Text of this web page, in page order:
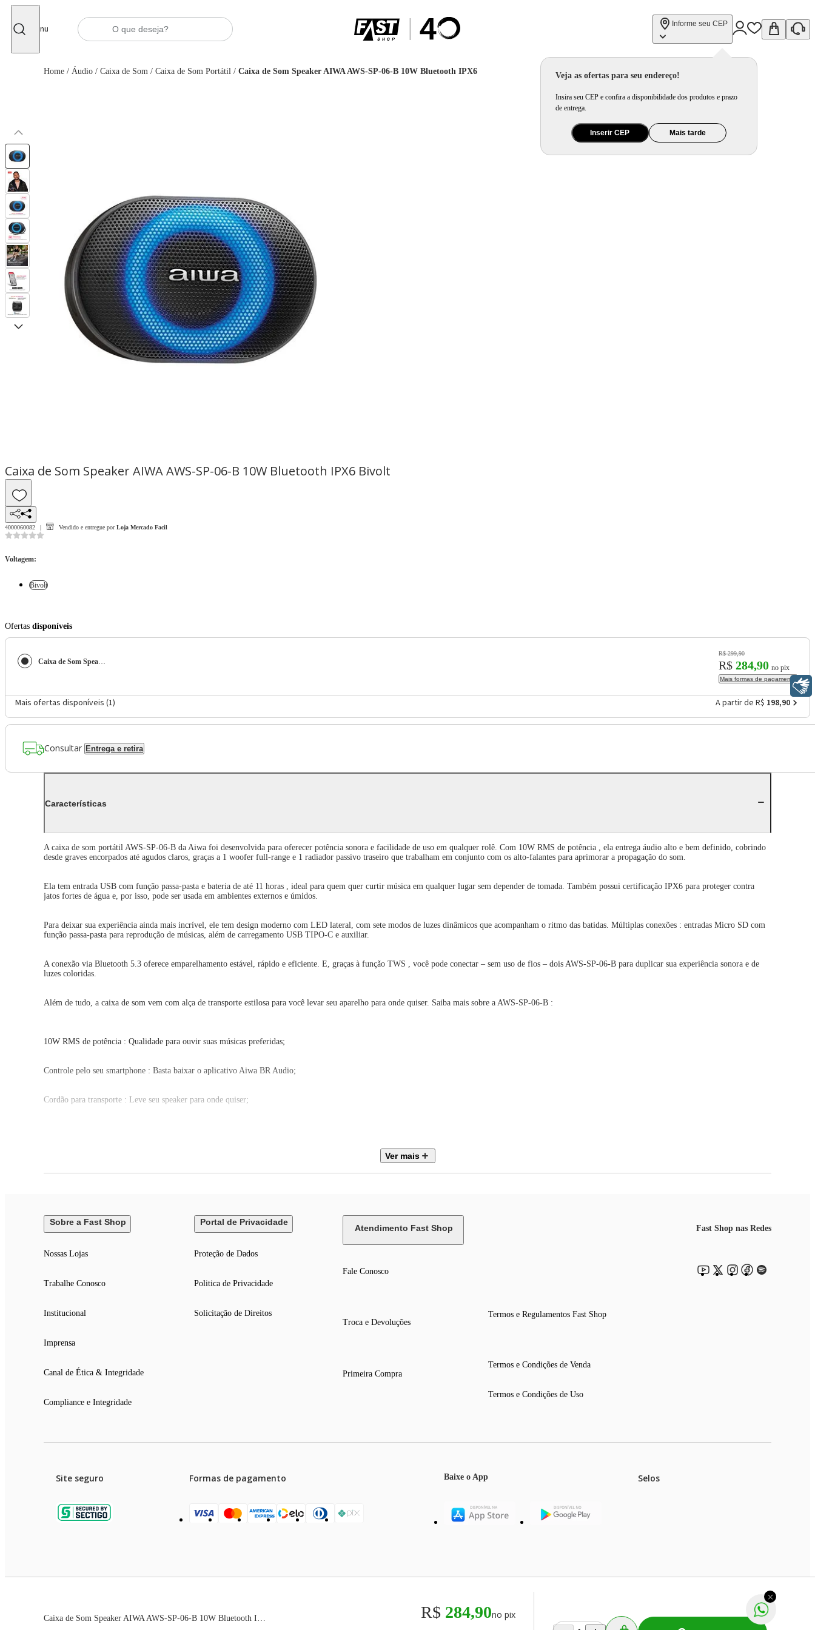
Menu
Informe seu CEP
Veja as ofertas para seu endereço!
Insira seu CEP e confira a disponibilidade dos produtos e prazo
de entrega.
Inserir CEP Mais tarde
Home / Áudio / Caixa de Som / Caixa de Som Portátil / Caixa de Som Speaker AIWA AWS-SP-06-B 10W Bluetooth IPX6
R$ 284,90no pix
Caixa de Som Speaker AIWA AWS-SP-06-B 10W Bluetooth IPX6 Bivolt
4000060082 Vendido e entregue por Loja Mercado Facil
Voltagem:
Bivolt
Ofertas disponíveis
Caixa de Som Speaker AIWA AWS-SP-06-B 10W Bluetooth IPX6
R$ 299,90
R$ 284,90 no pix
Mais formas de pagamento
Mais ofertas disponíveis (1) A partir de R$ 198,90
Consultar Entrega e retira
Características
A caixa de som portátil AWS-SP-06-B da Aiwa foi desenvolvida para oferecer potência sonora e facilidade de uso em qualquer rolê. Com 10W RMS de potência , ela entrega áudio alto e bem definido, cobrindo
desde graves encorpados até agudos claros, graças a 1 woofer full-range e 1 radiador passivo traseiro que trabalham em conjunto com os alto-falantes para aprimorar a propagação do som.
Ela tem entrada USB com função passa-pasta e bateria de até 11 horas , ideal para quem quer curtir música em qualquer lugar sem depender de tomada. Também possui certificação IPX6 para proteger contra
jatos fortes de água e, por isso, pode ser usada em ambientes externos e úmidos.
Para deixar sua experiência ainda mais incrível, ele tem design moderno com LED lateral, com sete modos de luzes dinâmicos que acompanham o ritmo das batidas. Múltiplas conexões : entradas Micro SD com
função passa-pasta para reprodução de músicas, além de carregamento USB TIPO-C e auxiliar.
A conexão via Bluetooth 5.3 oferece emparelhamento estável, rápido e eficiente. E, graças à função TWS , você pode conectar – sem uso de fios – dois AWS-SP-06-B para duplicar sua experiência sonora e de
luzes coloridas.
Além de tudo, a caixa de som vem com alça de transporte estilosa para você levar seu aparelho para onde quiser. Saiba mais sobre a AWS-SP-06-B :
10W RMS de potência : Qualidade para ouvir suas músicas preferidas;
Controle pelo seu smartphone : Basta baixar o aplicativo Aiwa BR Audio;
Cordão para transporte : Leve seu speaker para onde quiser;
LED Color Lights : Sete modos de luzes dinâmicas com efeito multicolorido que acompanham o ritmo das batidas;
1 radiador passivo : Em conjunto com o alto-falante proporciona som com graves mais nítidos;
Ver mais
Sobre a Fast Shop
Nossas Lojas
Trabalhe Conosco
Institucional
Imprensa
Canal de Ética & Integridade
Compliance e Integridade
Portal de Privacidade
Proteção de Dados
Politica de Privacidade
Solicitação de Direitos
Atendimento Fast Shop
Fale Conosco
Troca e Devoluções
Primeira Compra
Termos e Regulamentos Fast Shop
Termos e Condições de Venda
Termos e Condições de Uso
Fast Shop nas Redes
Site seguro Formas de pagamento Baixe o App Selos
Preços e condições de pagamento válidos exclusivamente para compras efetuadas no site, podendo diferir na rede de lojas físicas.
As imagens dos produtos são meramente ilustrativas. Todos os preços e condições comerciais estão sujeitos a alteração sem aviso prévio. Fast Shop S. A. CNPJ: 43.708.379/0001-
Libras